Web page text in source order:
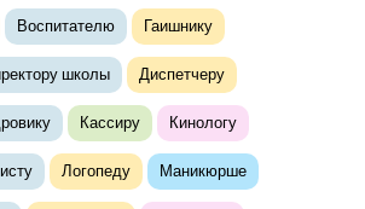
Воспитателю Гаишнику
школы Диспетчеру
Кассиру Кинологу
Логопеду Маникюрше